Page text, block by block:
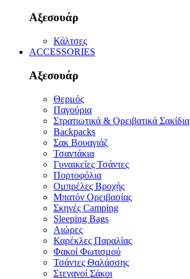
Αξεσουάρ
Κάλτσες
ACCESSORIES
Αξεσουάρ
Θερμός
Παγούρια
Στρατιωτικά & Ορειβατικά Σακίδια
Backpacks
Σακ Βουαγιάζ
Τσαντάκια
Γυναικείες Τσάντες
Πορτοφόλια
Ομπρέλες Βροχής
Μπατόν Ορειβασίας
Σκηνές Camping
Sleeping Bags
Αιώρες
Καρέκλες Παραλίας
Φακοί Φωτισμού
Τσάντες Θαλάσσης
Στεγανοί Σάκοι